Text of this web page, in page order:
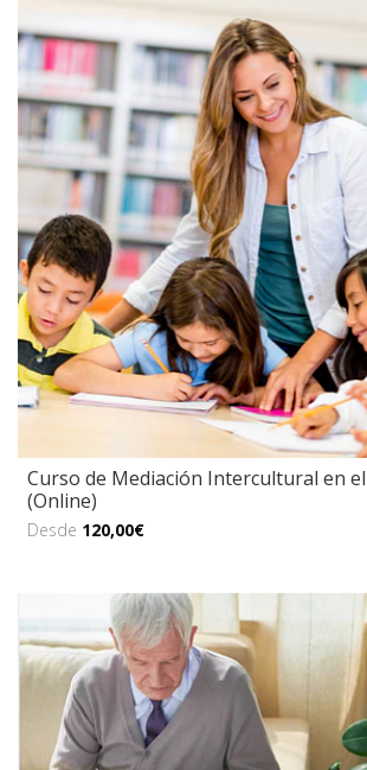
Curso de Mediación Intercultural en
(Online)
Desde 120,00€